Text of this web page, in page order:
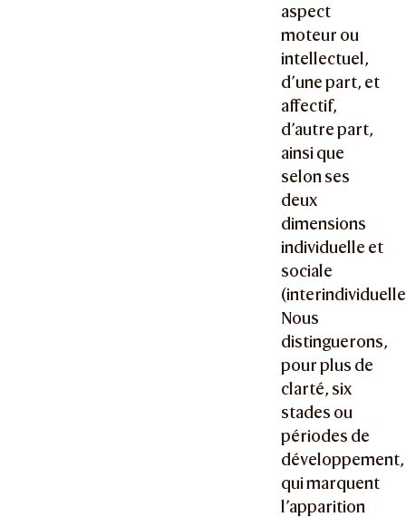
aspect
moteur ou
intellectuel,
d’une part, et
affectif,
d’autre part,
ainsi que
selon ses
deux
dimensions
individuelle et
sociale
Nous
distinguerons,
pour plus de
clarté, six
stades ou
périodes de
développement,
qui marquent
l’apparition